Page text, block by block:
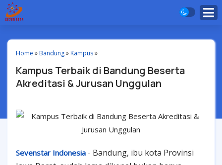
Home »Bandung»Kampus»
Kampus Terbaik di Bandung Beserta
Akreditasi & Jurusan Unggulan
Sevenstar Indonesia - Bandung, ibu kota Provinsi